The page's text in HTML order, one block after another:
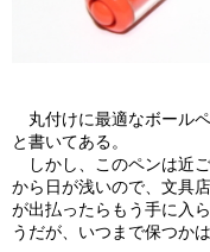
丸付けに最適なボール
と書いてある。
しかし、このペンは近
から日が浅いので、文具
が出払ったらもう手に入
うだが、いつまで保つか